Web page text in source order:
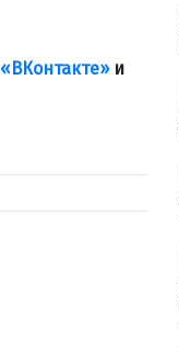
«ВКонтакте»и